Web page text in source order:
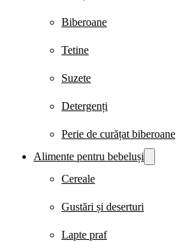
Biberoane
Tetine
Suzete
Detergenți
Perie de curățat biberoane
Alimente pentru bebeluși
Cereale
Gustări și deserturi
Lapte praf